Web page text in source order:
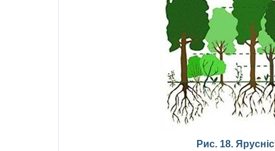
Рис. 18.